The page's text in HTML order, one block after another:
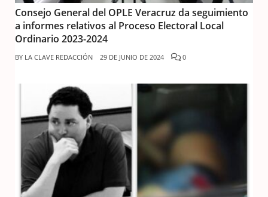
Consejo General del OPLE Veracruz da seguimiento
a informes relativos al Proceso Electoral Local
Ordinario 2023-2024
BY LA CLAVE REDACCIÓN 29 DE JUNIO DE 2024 0